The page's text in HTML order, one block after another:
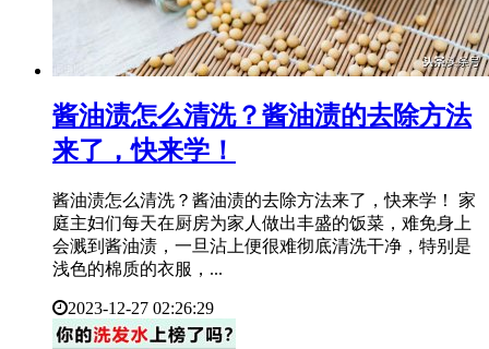
​酱油渍怎么清洗？酱油渍的去除方法
来了，快来学！
酱油渍怎么清洗？酱油渍的去除方法来了，快来学！ 家
庭主妇们每天在厨房为家人做出丰盛的饭菜，难免身上
会溅到酱油渍，一旦沾上便很难彻底清洗干净，特别是
浅色的棉质的衣服，...
2023-12-27 02:26:29